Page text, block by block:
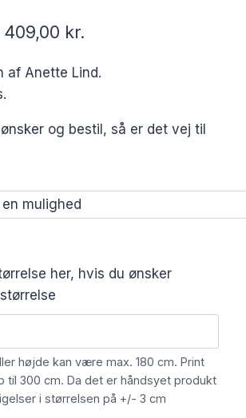
409,00 kr.
af Anette Lind.
og bestil, så er det vej til
her, hvis du ønsker
højde kan være max. 180 cm. Print
til 300 cm. Da det er håndsyet produkt
i størrelsen på +/- 3 cm